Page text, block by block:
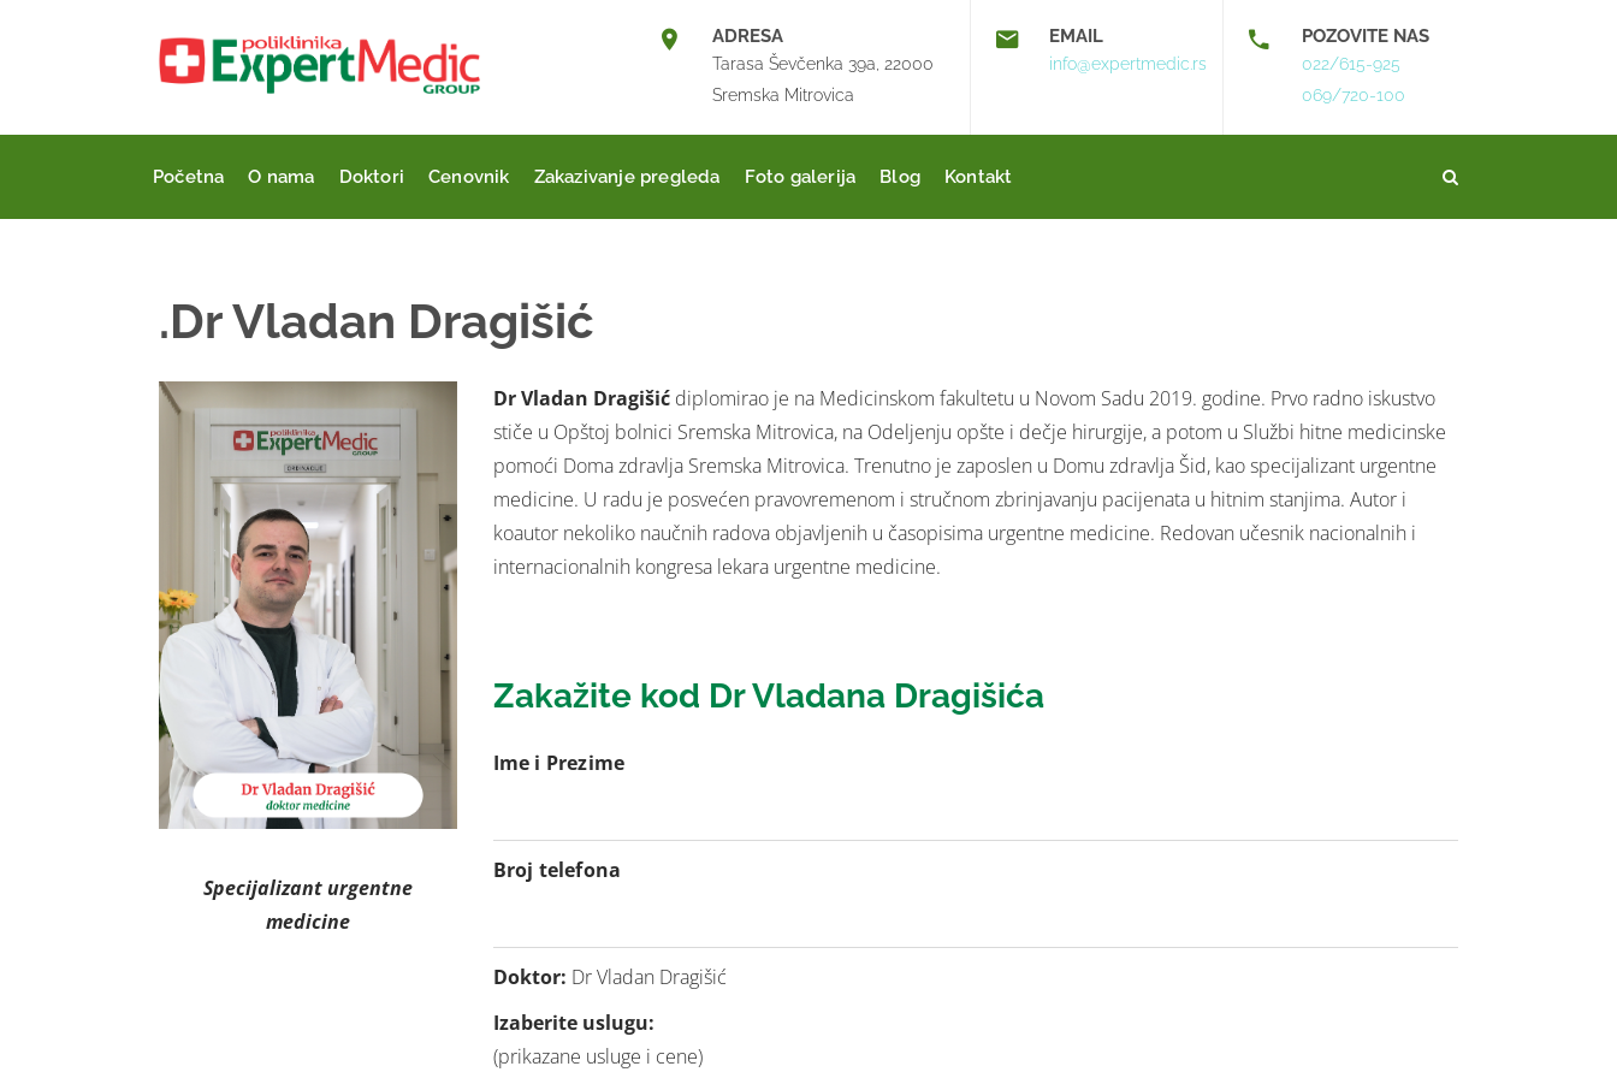
ADRESA
Tarasa Ševčenka 39a, 22000
Sremska Mitrovica
EMAIL
info@expertmedic.rs
POZOVITE NAS
022/615-925
069/720-100
Početna O nama Doktori Cenovnik Zakazivanje pregleda Foto galerija Blog Kontakt
.Dr Vladan Dragišić
Specijalizant urgentne
medicine
Dr Vladan Dragišićdiplomirao je na Medicinskom fakultetu u Novom Sadu 2019. godine. Prvo radno iskustvo
stiče u Opštoj bolnici Sremska Mitrovica, na Odeljenju opšte i dečje hirurgije, a potom u Službi hitne medicinske
pomoći Doma zdravlja Sremska Mitrovica. Trenutno je zaposlen u Domu zdravlja Šid, kao specijalizant urgentne
medicine. U radu je posvećen pravovremenom i stručnom zbrinjavanju pacijenata u hitnim stanjima. Autor i
koautor nekoliko naučnih radova objavljenih u časopisima urgentne medicine. Redovan učesnik nacionalnih i
internacionalnih kongresa lekara urgentne medicine.
Zakažite kod Dr Vladana Dragišića
Ime i Prezime
Broj telefona
Doktor: Dr Vladan Dragišić
Izaberite uslugu:
(prikazane usluge i cene)